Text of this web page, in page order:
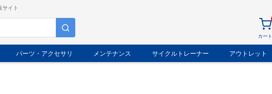
イト
カート
パーツ・アクセサリ メンテナンス サイクルトレーナー アウトレット